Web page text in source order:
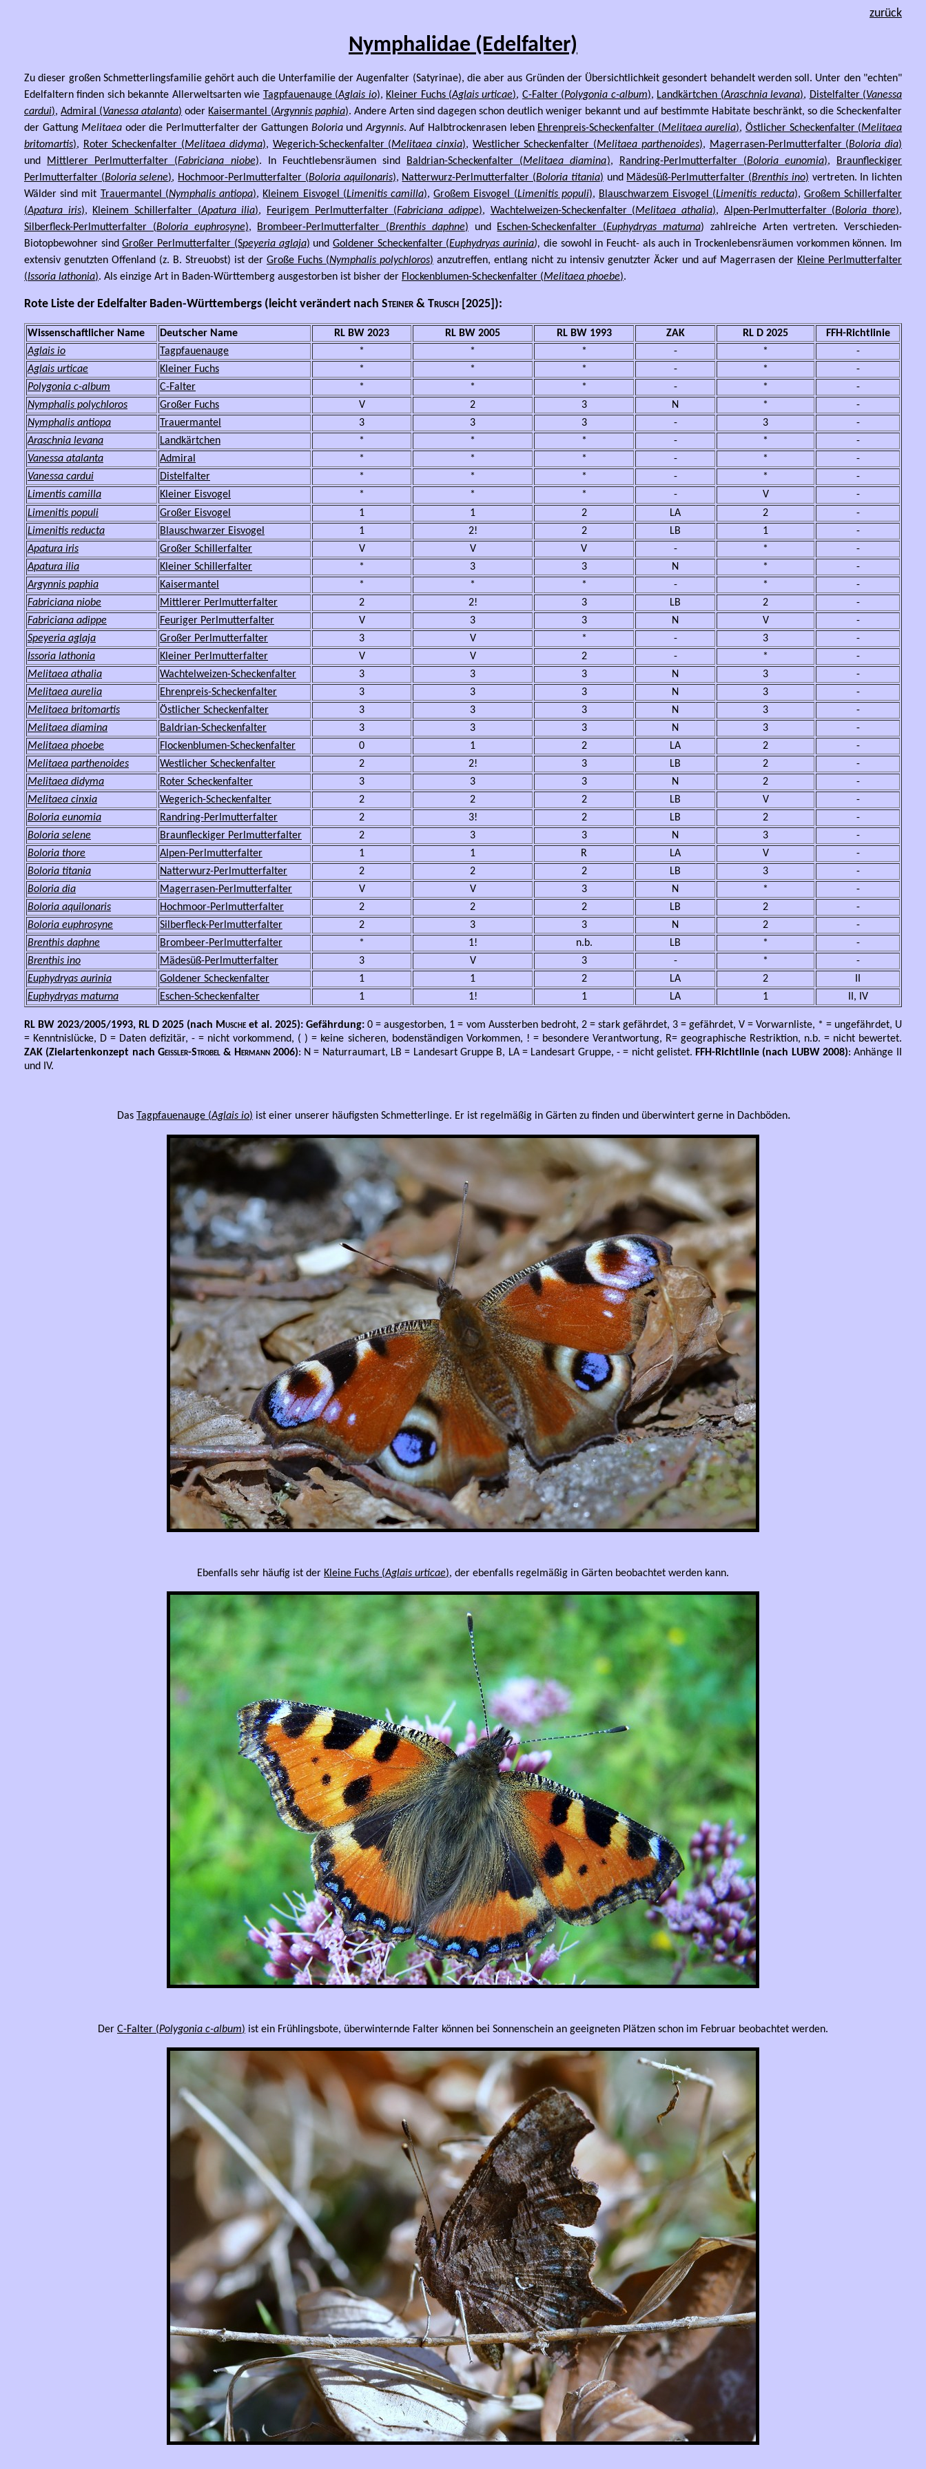
zurück
Nymphalidae (Edelfalter)
Zu dieser großen Schmetterlingsfamilie gehört auch die Unterfamilie der Augenfalter (Satyrinae), die aber aus Gründen der Übersichtlichkeit gesondert behandelt werden soll. Unter den "echten"
Edelfaltern finden sich bekannte Allerweltsarten wie Tagpfauenauge (Aglais io), Kleiner Fuchs (Aglais urticae), C-Falter (Polygonia c-album), Landkärtchen (Araschnia levana), Distelfalter (Vanessa
cardui),Admiral (Vanessa atalanta) oder Kaisermantel (Argynnis paphia). Andere Arten sind dagegen schon deutlich weniger bekannt und auf bestimmte Habitate beschränkt, so die Scheckenfalter
der GattungMelitaea oder die Perlmutterfalter der Gattungen BoloriaundArgynnis. Auf Halbtrockenrasen leben Ehrenpreis-Scheckenfalter (Melitaea aurelia), Östlicher Scheckenfalter (Melitaea
britomartis), Roter Scheckenfalter (Melitaea didyma), Wegerich-Scheckenfalter (Melitaea cinxia), Westlicher Scheckenfalter (Melitaea parthenoides), Magerrasen-Perlmutterfalter (Boloria dia)
und
Mittlerer Perlmutterfalter (Fabriciana niobe). In Feuchtlebensräumen sind Baldrian-Scheckenfalter (Melitaea diamina), Randring-Perlmutterfalter (Boloria eunomia),
Braunfleckiger
Perlmutterfalter (Boloria selene), Hochmoor-Perlmutterfalter (Boloria aquilonaris), Natterwurz-Perlmutterfalter (Boloria titania) und Mädesüß-Perlmutterfalter (Brenthis ino) vertreten. In lichten
Wälder sind mit Trauermantel (Nymphalis antiopa), Kleinem Eisvogel (Limenitis camilla),Großem Eisvogel (Limenitis populi), Blauschwarzem Eisvogel (Limenitis reducta), Großem Schillerfalter
(Apatura iris), Kleinem Schillerfalter (Apatura ilia), Feurigem Perlmutterfalter (Fabriciana adippe), Wachtelweizen-Scheckenfalter (Melitaea athalia), Alpen-Perlmutterfalter (Boloria thore),
Silberfleck-Perlmutterfalter (Boloria euphrosyne), Brombeer-Perlmutterfalter (Brenthis daphne) und Eschen-Scheckenfalter (Euphydryas maturna) zahlreiche Arten vertreten. Verschieden-
Biotopbewohner sindGroßer Perlmutterfalter (Speyeria aglaja) undGoldener Scheckenfalter (Euphydryas aurinia), die sowohl in Feucht- als auch in Trockenlebensräumen vorkommen können. Im
extensiv genutzten Offenland (z. B. Streuobst) ist der Große Fuchs (Nymphalis polychloros) anzutreffen, entlang nicht zu intensiv genutzter Äcker und auf Magerrasen der Kleine Perlmutterfalter
(Issoria lathonia). Als einzige Art in Baden-Württemberg ausgestorben ist bisher der Flockenblumen-Scheckenfalter (Melitaea phoebe).
Rote Liste der Edelfalter Baden-Württembergs (leicht verändert nach Steiner & Trusch [2025]):
Wissenschaftlicher Name Deutscher Name RL BW 2023 RL BW 2005 RL BW 1993 ZAK RL D 2025
FFH-Richtlinie
Aglais io Tagpfauenauge * * * - *
-
Aglais urticae
Kleiner Fuchs * * * - *
-
Polygonia c-album C-Falter * * * - *
-
Nymphalis polychloros
Großer Fuchs V 2 3 N *
-
Nymphalis antiopa
Trauermantel 3 3 3 - 3
-
Araschnia levana
Landkärtchen * * * - *
-
Vanessa atalanta
Admiral * * * - *
-
Vanessa cardui
Distelfalter * * * - *
-
Limentis camilla
Kleiner Eisvogel * * * - V
-
Limenitis populi
Großer Eisvogel 1 1 2 LA 2
-
Limenitis reducta
Blauschwarzer Eisvogel 1 2! 2 LB 1
-
Apatura iris
Großer Schillerfalter V V V - *
-
Apatura ilia
Kleiner Schillerfalter * 3 3 N *
-
Argynnis paphia
Kaisermantel * * * - *
-
Fabriciana niobe
Mittlerer Perlmutterfalter 2 2! 3 LB 2
-
Fabriciana adippe
Feuriger Perlmutterfalter V 3 3 N V
-
Speyeria aglaja
Großer Perlmutterfalter 3 V * - 3
-
Issoria lathonia
Kleiner Perlmutterfalter V V 2 - *
-
Melitaea athalia
Wachtelweizen-Scheckenfalter 3 3 3 N 3
-
Melitaea aurelia
Ehrenpreis-Scheckenfalter 3 3 3 N 3
-
Melitaea britomartis
Östlicher Scheckenfalter 3 3 3 N 3
-
Melitaea diamina
Baldrian-Scheckenfalter 3 3 3 N 3
-
Melitaea phoebe
Flockenblumen-Scheckenfalter 0 1 2 LA 2
-
Melitaea parthenoides
Westlicher Scheckenfalter 2 2! 3 LB 2
-
Melitaea didyma
Roter Scheckenfalter 3 3 3 N 2
-
Melitaea cinxia
Wegerich-Scheckenfalter 2 2 2 LB V
-
Boloria eunomia
Randring-Perlmutterfalter 2 3! 2 LB 2
-
Boloria selene
Braunfleckiger Perlmutterfalter 2 3 3 N 3
-
Boloria thore
Alpen-Perlmutterfalter 1 1 R LA V
-
Boloria titania
Natterwurz-Perlmutterfalter 2 2 2 LB 3
-
Boloria dia
Magerrasen-Perlmutterfalter V V 3 N *
-
Boloria aquilonaris
Hochmoor-Perlmutterfalter 2 2 2 LB 2
-
Boloria euphrosyne
Silberfleck-Perlmutterfalter 2 3 3 N 2
-
Brenthis daphne
Brombeer-Perlmutterfalter * 1! n.b. LB *
-
Brenthis ino
Mädesüß-Perlmutterfalter 3 V 3 - *
-
Euphydryas aurinia
Goldener Scheckenfalter 1 1 2 LA 2
Euphydryas maturna
Eschen-Scheckenfalter 1 1! 1 LA 1 II, IV
RL BW 2023/2005/1993, RL D 2025 (nach Musche et al. 2025): Gefährdung:0 = ausgestorben, 1 = vom Aussterben bedroht, 2 = stark gefährdet, 3 = gefährdet, V = Vorwarnliste, * = ungefährdet, U
= Kenntnislücke, D = Daten defizitär, - = nicht vorkommend, ( ) = keine sicheren, bodenständigen Vorkommen, ! = besondere Verantwortung, R= geographische Restriktion, n.b. = nicht bewertet.
ZAK (Zielartenkonzept nach Geißler-Strobel & Hermann2006): N = Naturraumart, LB = Landesart Gruppe B, LA = Landesart Gruppe, - = nicht gelistet. FFH-Richtlinie (nach LUBW 2008): Anhänge II
und IV.
Das Tagpfauenauge (Aglais io) ist einer unserer häufigsten Schmetterlinge. Er ist regelmäßig in Gärten zu finden und überwintert gerne in Dachböden.
Ebenfalls sehr häufig ist der Kleine Fuchs (Aglais urticae), der ebenfalls regelmäßig in Gärten beobachtet werden kann.
Der C-Falter (Polygonia c-album) ist ein Frühlingsbote, überwinternde Falter können bei Sonnenschein an geeigneten Plätzen schon im Februar beobachtet werden.